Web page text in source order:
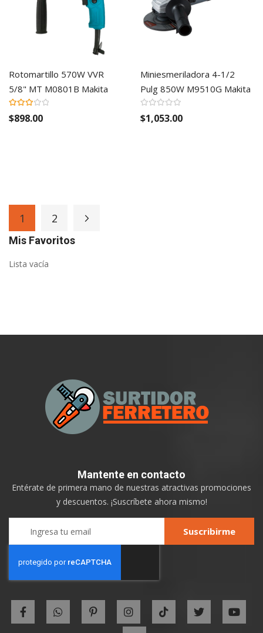
Rotomartillo 570W VVR
5/8" MT M0801B Makita
Valoración:
60%
$898.00
Miniesmeriladora 4-1/2
Pulg 850W M9510G Makita
$1,053.00
You're currently reading page
1 Page
2 Page
Siguiente
Mis Favoritos
Lista vacía
Mantente en contacto
Entérate de primera mano de nuestras atractivas promociones
y descuentos. ¡Suscríbete ahora mismo!
Newsletter:
Suscribirme